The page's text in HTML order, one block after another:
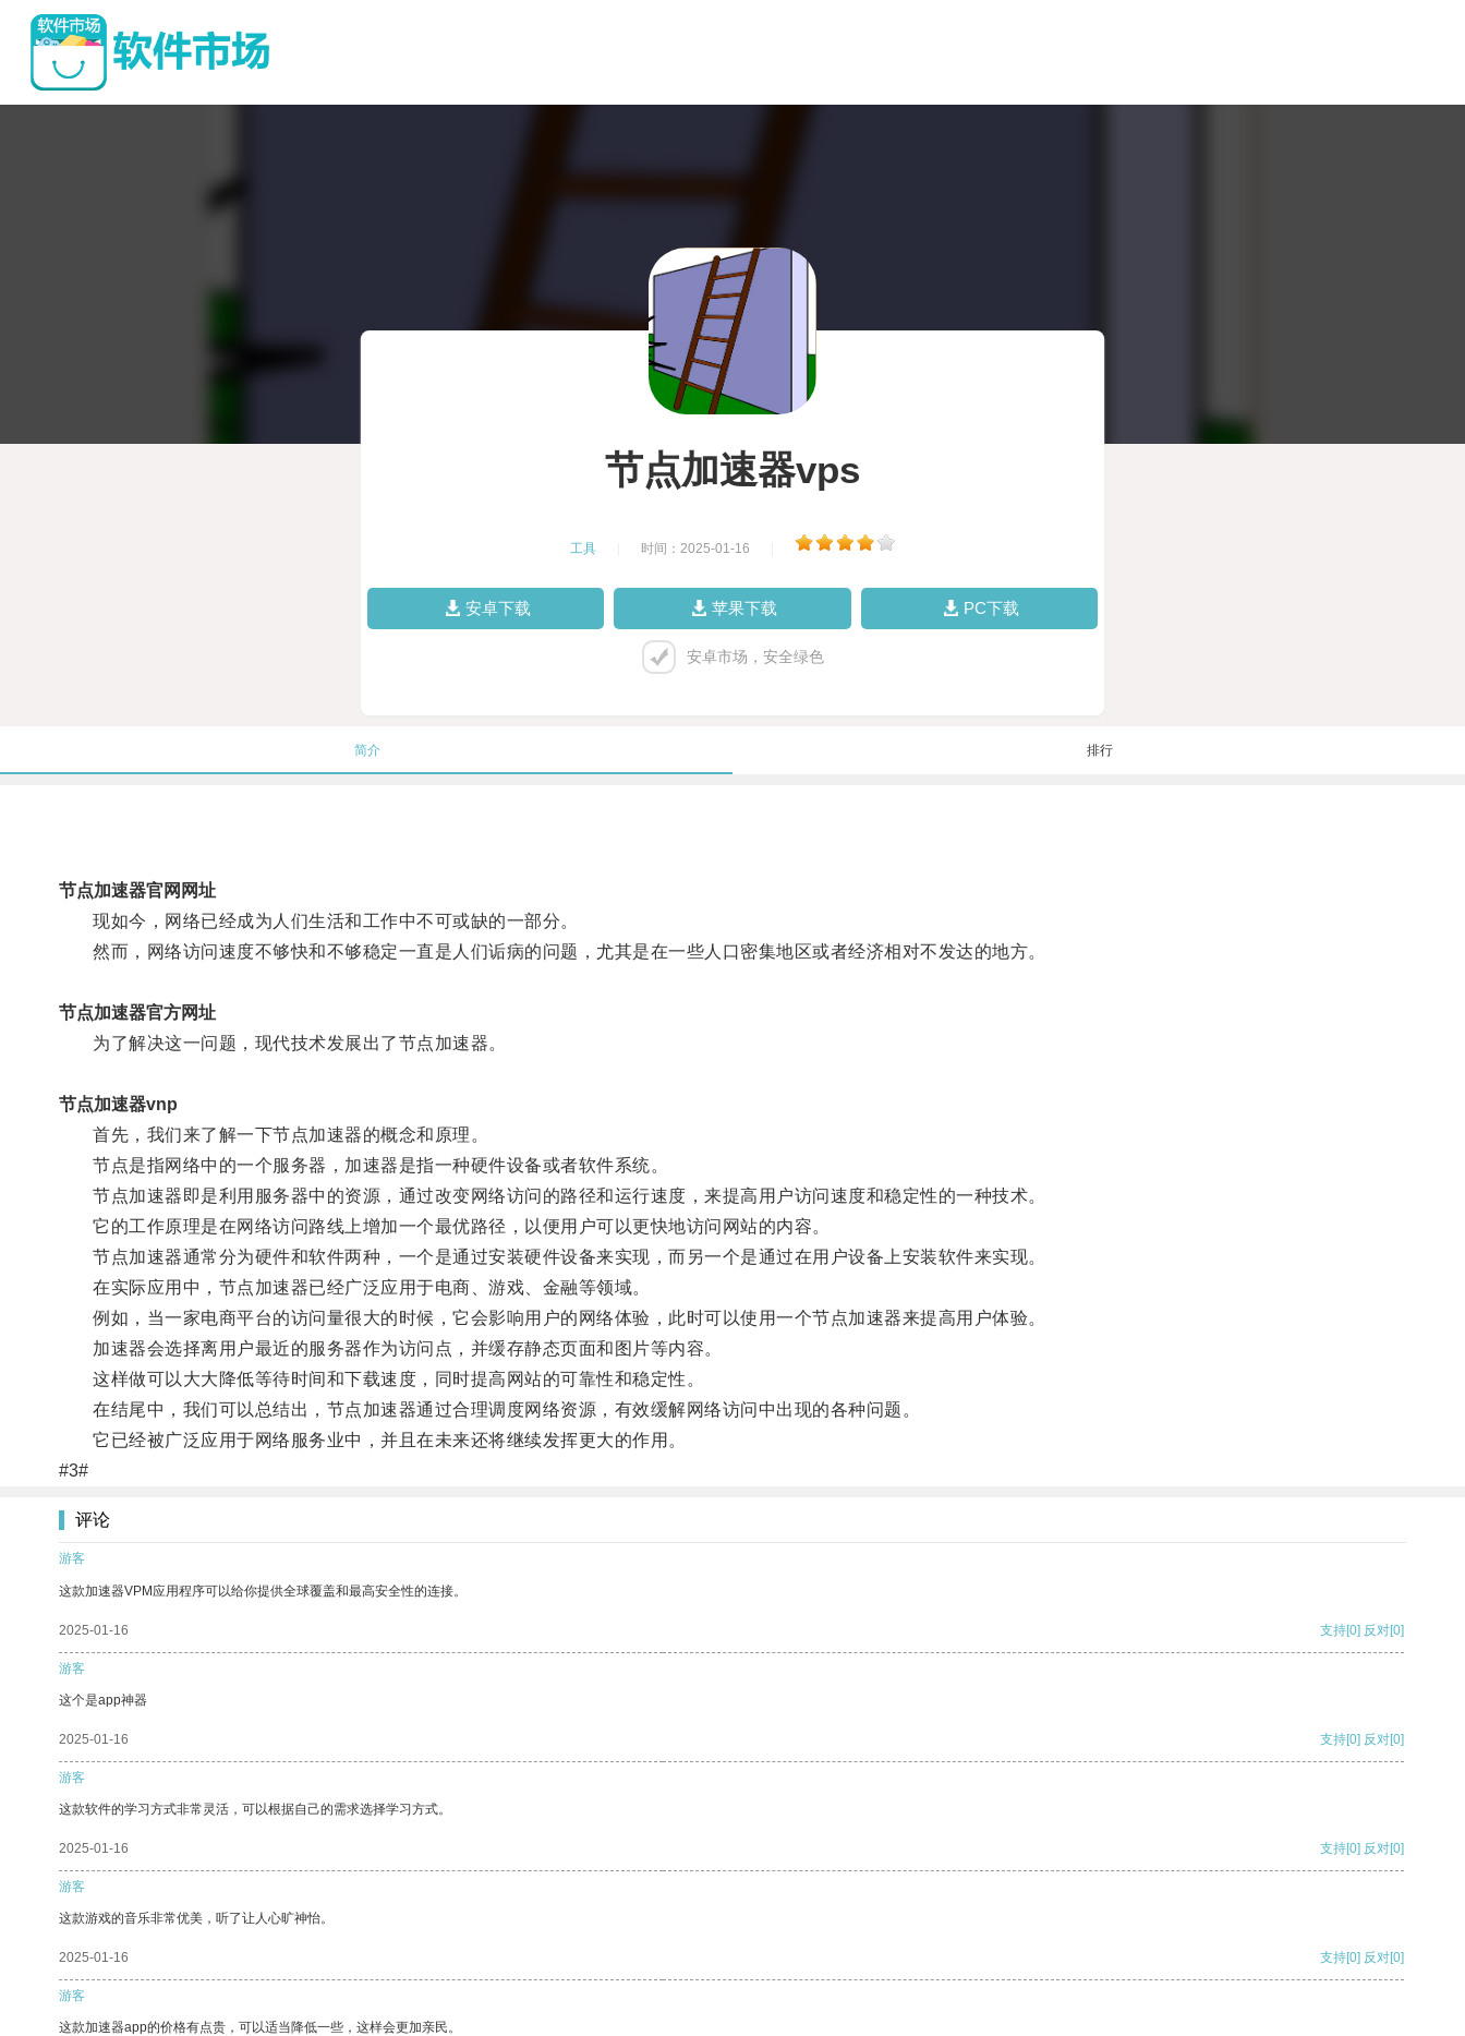
节点加速器vps
工具 时间：2025-01-16
安卓下载 苹果下载 PC下载
安卓市场，安全绿色
简介 排行
节点加速器官网网址
现如今，网络已经成为人们生活和工作中不可或缺的一部分。
然而，网络访问速度不够快和不够稳定一直是人们诟病的问题，尤其是在一些人口密集地区或者经济相对不发达的地方。
节点加速器官方网址
为了解决这一问题，现代技术发展出了节点加速器。
节点加速器vnp
首先，我们来了解一下节点加速器的概念和原理。
节点是指网络中的一个服务器，加速器是指一种硬件设备或者软件系统。
节点加速器即是利用服务器中的资源，通过改变网络访问的路径和运行速度，来提高用户访问速度和稳定性的一种技术。
它的工作原理是在网络访问路线上增加一个最优路径，以便用户可以更快地访问网站的内容。
节点加速器通常分为硬件和软件两种，一个是通过安装硬件设备来实现，而另一个是通过在用户设备上安装软件来实现。
在实际应用中，节点加速器已经广泛应用于电商、游戏、金融等领域。
例如，当一家电商平台的访问量很大的时候，它会影响用户的网络体验，此时可以使用一个节点加速器来提高用户体验。
加速器会选择离用户最近的服务器作为访问点，并缓存静态页面和图片等内容。
这样做可以大大降低等待时间和下载速度，同时提高网站的可靠性和稳定性。
在结尾中，我们可以总结出，节点加速器通过合理调度网络资源，有效缓解网络访问中出现的各种问题。
它已经被广泛应用于网络服务业中，并且在未来还将继续发挥更大的作用。
#3#
评论
游客
这款加速器VPM应用程序可以给你提供全球覆盖和最高安全性的连接。
2025-01-16 支持[0] 反对[0]
游客
这个是app神器
2025-01-16 支持[0] 反对[0]
游客
这款软件的学习方式非常灵活，可以根据自己的需求选择学习方式。
2025-01-16 支持[0] 反对[0]
游客
这款游戏的音乐非常优美，听了让人心旷神怡。
2025-01-16 支持[0] 反对[0]
游客
这款加速器app的价格有点贵，可以适当降低一些，这样会更加亲民。